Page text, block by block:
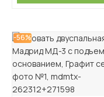
-56%